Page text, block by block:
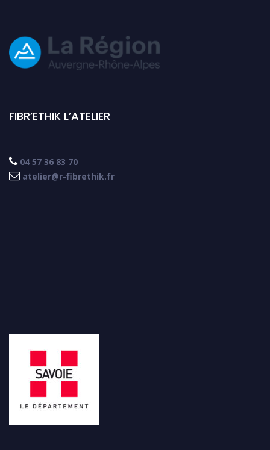
FIBR’ETHIK L’ATELIER
 04 57 36 83 70
 atelier@r-fibrethik.fr